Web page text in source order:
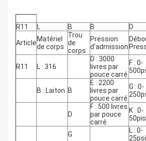
R11 L B B D
Article Matériel
de corps
Trou
de
corps
Pression
d'admission
R11 L : 316
D : 3000
livres par
pouce carré
F : 0-
B : Laiton B
E : 2200
livres par
pouce carré
G : 0-
D
F : 500 livres
par pouce
carré
K : 0-
G
L : 0-